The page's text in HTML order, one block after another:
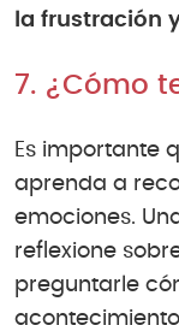
la frustración
7. ¿Cómo
Es importante
aprenda a
emociones.
reflexione
preguntarle